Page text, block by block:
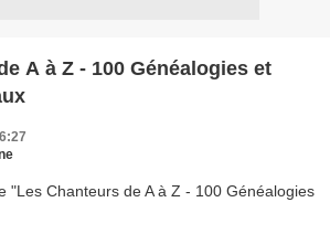
A à Z - 100 Généalogies et